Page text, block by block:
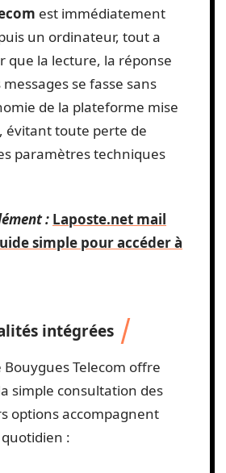
est immédiatement
un ordinateur, tout a
que la lecture, la réponse
se fasse sans
de la plateforme mise
évitant toute perte de
paramètres techniques
: Laposte.net mail
simple pour accéder à
intégrées
Bouygues Telecom offre
simple consultation des
options accompagnent
: